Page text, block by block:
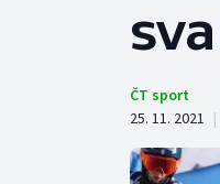
ČT sport
25. 11. 2021 |